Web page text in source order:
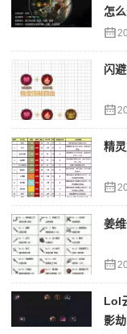
怎
闪
精
姜
Lol
影